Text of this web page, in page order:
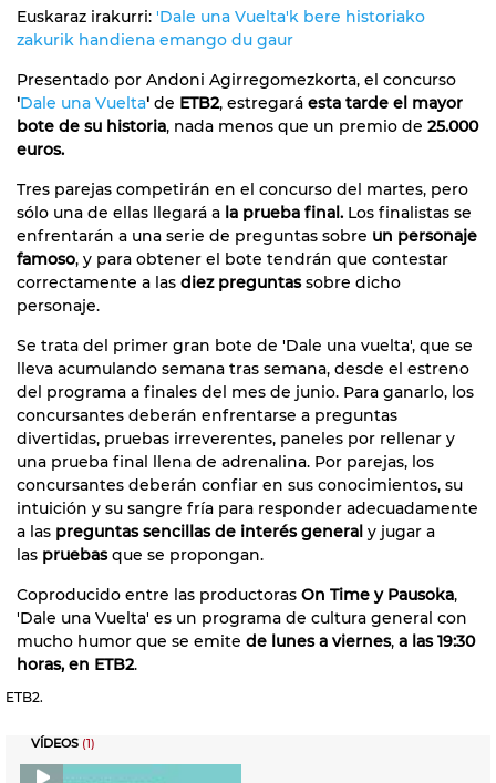
Euskaraz irakurri: 'Dale una Vuelta'k bere historiako
zakurik handiena emango du gaur
Presentado por Andoni Agirregomezkorta, el concurso
'Dale una Vuelta' de ETB2, estregará esta tarde el mayor
bote de su historia, nada menos que un premio de 25.000
euros.
Tres parejas competirán en el concurso del martes, pero
sólo una de ellas llegará a la prueba final. Los finalistas se
enfrentarán a una serie de preguntas sobre un personaje
famoso, y para obtener el bote tendrán que contestar
correctamente a las diez preguntassobre dicho
personaje.
Se trata del primer gran bote de 'Dale una vuelta', que se
lleva acumulando semana tras semana, desde el estreno
del programa a finales del mes de junio. Para ganarlo, los
concursantes deberán enfrentarse a preguntas
divertidas, pruebas irreverentes, paneles por rellenar y
una prueba final llena de adrenalina. Por parejas, los
concursantes deberán confiar en sus conocimientos, su
intuición y su sangre fría para responder adecuadamente
a las preguntas sencillas de interés general y jugar a
las pruebasque se propongan.
Coproducido entre las productoras On Time y Pausoka,
'Dale una Vuelta' es un programa de cultura general con
mucho humor que se emite de lunes a viernes, a las 19:30
horas, en ETB2.
ETB2.
VÍDEOS (1)